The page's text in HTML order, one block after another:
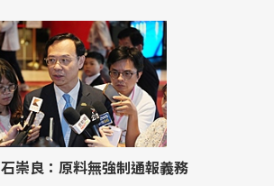
台糖拒收中聯粗油 石崇良：原料無強制通報義務